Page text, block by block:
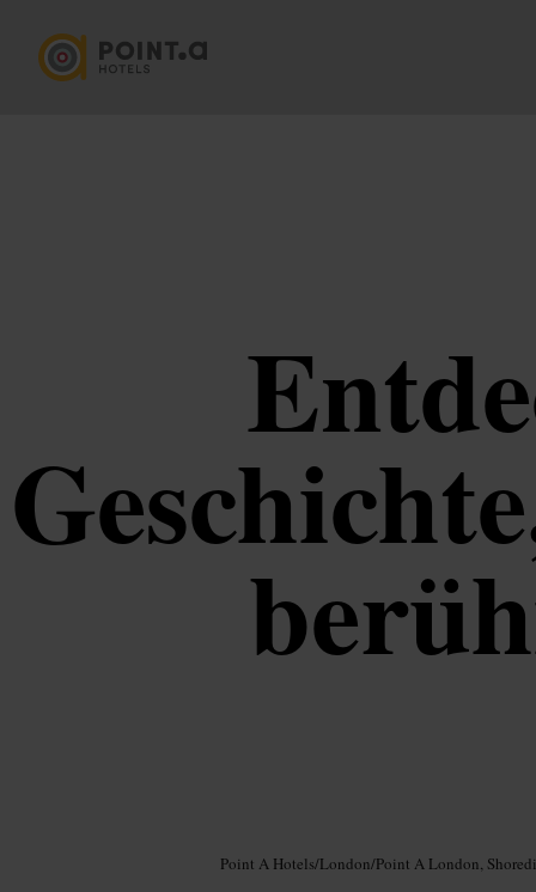
Point A Hotels/London/Point A London,